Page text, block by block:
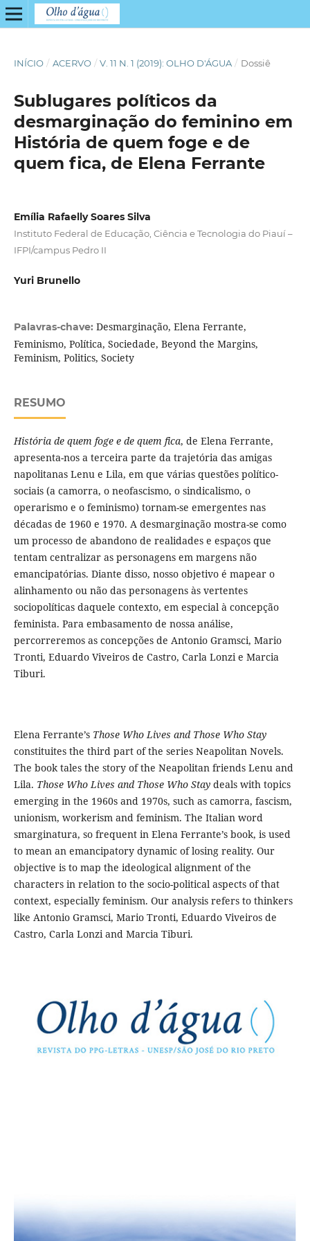
INÍCIO / ACERVO / V. 11 N. 1 (2019): OLHO D'ÁGUA / Dossiê
Sublugares políticos da
desmarginação do feminino em
História de quem foge e de
quem fica, de Elena Ferrante
Emília Rafaelly Soares Silva
Instituto Federal de Educação, Ciência e Tecnologia do Piauí –
IFPI/campus Pedro II
Yuri Brunello
Palavras-chave: Desmarginação, Elena Ferrante,
Feminismo, Política, Sociedade, Beyond the Margins,
Feminism, Politics, Society
RESUMO
História de quem foge e de quem fica, de Elena Ferrante,
apresenta-nos a terceira parte da trajetória das amigas
napolitanas Lenu e Lila, em que várias questões político-
sociais (a camorra, o neofascismo, o sindicalismo, o
operarismo e o feminismo) tornam-se emergentes nas
décadas de 1960 e 1970. A desmarginação mostra-se como
um processo de abandono de realidades e espaços que
tentam centralizar as personagens em margens não
emancipatórias. Diante disso, nosso objetivo é mapear o
alinhamento ou não das personagens às vertentes
sociopolíticas daquele contexto, em especial à concepção
feminista. Para embasamento de nossa análise,
percorreremos as concepções de Antonio Gramsci, Mario
Tronti, Eduardo Viveiros de Castro, Carla Lonzi e Marcia
Tiburi.
Elena Ferrante’s Those Who Lives and Those Who Stay
constituites the third part of the series Neapolitan Novels.
The book tales the story of the Neapolitan friends Lenu and
Lila. Those Who Lives and Those Who Staydeals with topics
emerging in the 1960s and 1970s, such as camorra, fascism,
unionism, workerism and feminism. The Italian word
smarginatura, so frequent in Elena Ferrante’s book, is used
to mean an emancipatory dynamic of losing reality. Our
objective is to map the ideological alignment of the
characters in relation to the socio-political aspects of that
context, especially feminism. Our analysis refers to thinkers
like Antonio Gramsci, Mario Tronti, Eduardo Viveiros de
Castro, Carla Lonzi and Marcia Tiburi.